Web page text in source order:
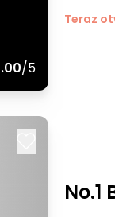
/5
Teraz
No.1